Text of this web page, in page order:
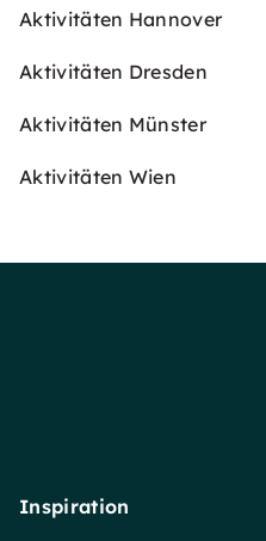
Aktivitäten Hannover
Aktivitäten Dresden
Aktivitäten Münster
Aktivitäten Wien
Inspiration